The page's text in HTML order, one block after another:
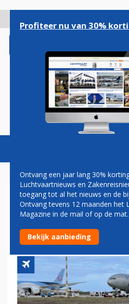
gaan
Magazine Podcasts
MEER
IN JUNI VIA TUI
CURAÇAO DAN
Profiteer nu van 30%
Ontvang een jaar lang 30%
Luchtvaartnieuws en
toegang tot al het nieuws en de
Ontvang tevens 12 maanden het
Magazine in de mail of op de mat.
Bekijk aanbieding